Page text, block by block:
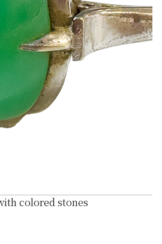
colored stones